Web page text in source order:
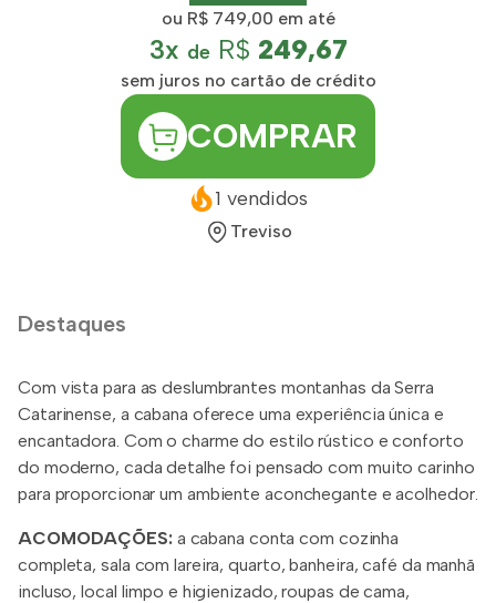
ou R$ 749,00 em até
3x de R$ 249,67
sem juros no cartão de crédito
COMPRAR
1 vendidos
Treviso
Destaques
Com vista para as deslumbrantes montanhas da Serra
Catarinense, a cabana oferece uma experiência única e
encantadora. Com o charme do estilo rústico e conforto
do moderno, cada detalhe foi pensado com muito carinho
para proporcionar um ambiente aconchegante e acolhedor.
ACOMODAÇÕES:a cabana conta com cozinha
completa, sala com lareira, quarto, banheira, café da manhã
incluso, local limpo e higienizado, roupas de cama,